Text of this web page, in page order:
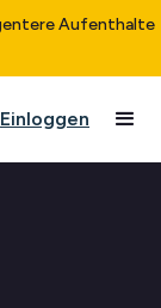
Aufenthalte
Einloggen